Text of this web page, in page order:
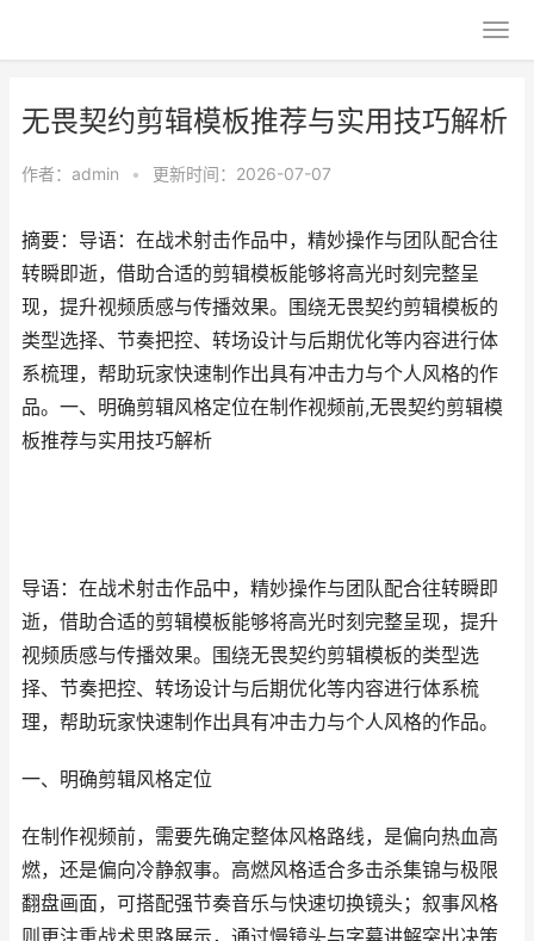
无畏契约剪辑模板推荐与实用技巧解析
作者： admin • 更新时间：2026-07-07
摘要：导语：在战术射击作品中，精妙操作与团队配合往
转瞬即逝，借助合适的剪辑模板能够将高光时刻完整呈
现，提升视频质感与传播效果。围绕无畏契约剪辑模板的
类型选择、节奏把控、转场设计与后期优化等内容进行体
系梳理，帮助玩家快速制作出具有冲击力与个人风格的作
品。一、明确剪辑风格定位在制作视频前,无畏契约剪辑模
板推荐与实用技巧解析
导语：在战术射击作品中，精妙操作与团队配合往转瞬即
逝，借助合适的剪辑模板能够将高光时刻完整呈现，提升
视频质感与传播效果。围绕无畏契约剪辑模板的类型选
择、节奏把控、转场设计与后期优化等内容进行体系梳
理，帮助玩家快速制作出具有冲击力与个人风格的作品。
一、明确剪辑风格定位
在制作视频前，需要先确定整体风格路线，是偏向热血高
燃，还是偏向冷静叙事。高燃风格适合多击杀集锦与极限
翻盘画面，可搭配强节奏音乐与快速切换镜头；叙事风格